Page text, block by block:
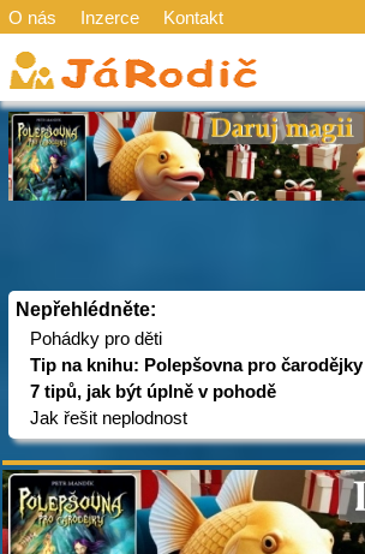
O nás Inzerce Kontakt
Nepřehlédněte:
Pohádky pro děti
Tip na knihu: Polepšovna pro čarodějky
7 tipů, jak být úplně v pohodě
Jak řešit neplodnost